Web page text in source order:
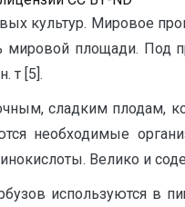
культур. Мировое
мировой площади.
т [5].
сладким плодам,
необходимые
Велико и
используются в